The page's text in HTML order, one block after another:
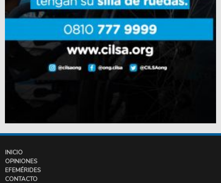
INICIO
OPINIONES
EFEMÉRIDES
CONTACTO